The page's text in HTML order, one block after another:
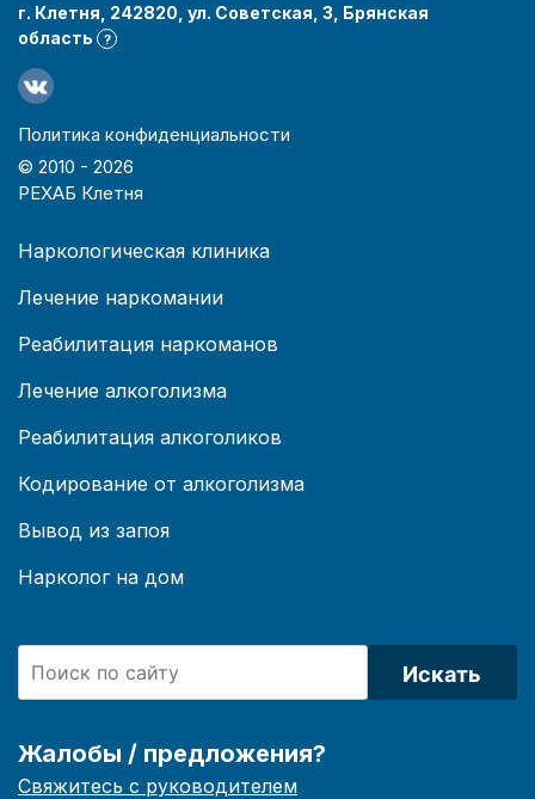
г. Клетня, 242820, ул. Советская, 3, Брянская
область
?
Политика конфиденциальности
© 2010 - 2026
РЕХАБ Клетня
Наркологическая клиника
Лечение наркомании
Реабилитация наркоманов
Лечение алкоголизма
Реабилитация алкоголиков
Кодирование от алкоголизма
Вывод из запоя
Нарколог на дом
Искать
Жалобы / предложения?
Свяжитесь с руководителем